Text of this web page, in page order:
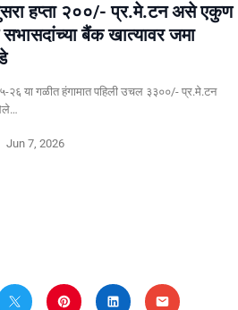
हप्ता २००/- प्र.मे.टन असे एकुण
बैंक खात्यावर जमा
२६ या गळीत हंगामात पहिली उचल ३३००/- प्र.मे.टन
Jun 7, 2026